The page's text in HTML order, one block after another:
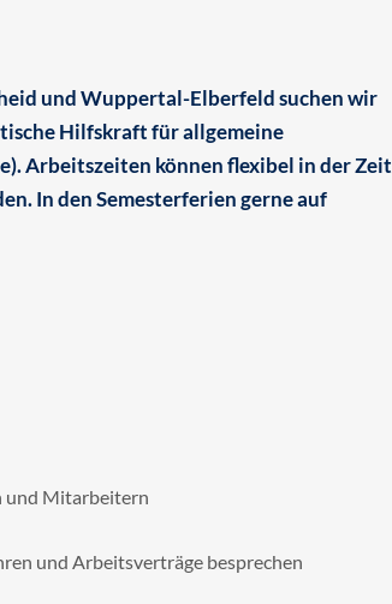
und Wuppertal-Elberfeld suchen wir
Hilfskraft für allgemeine
Arbeitszeiten können flexibel in der Zeit
In den Semesterferien gerne auf
und Mitarbeitern
und Arbeitsverträge besprechen